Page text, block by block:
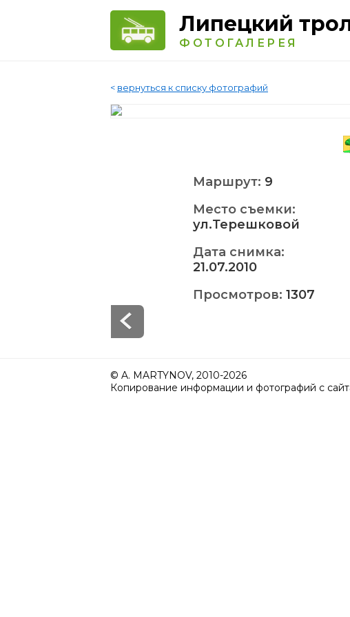
Липецкий
ФОТОГАЛЕРЕЯ
< вернуться к списку фотографий
Маршрут: 9
Место съемки:
ул.Терешковой
Дата снимка:
21.07.2010
Просмотров: 1307
© A. MARTYNOV, 2010-2026
Копирование информации и фотографий с